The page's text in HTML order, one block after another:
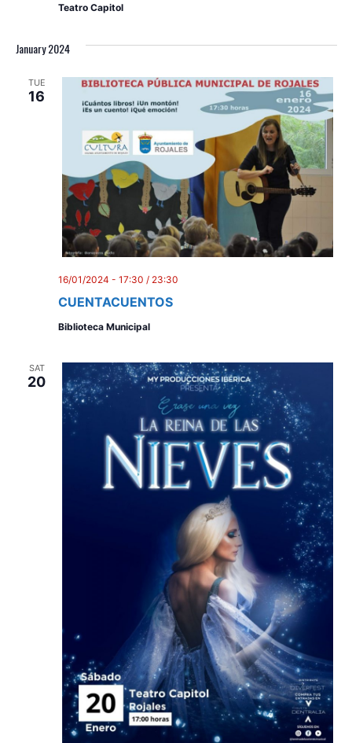
Teatro Capitol
January 2024
TUE
16
CUENTACUENTOS
16/01/2024 - 17:30 / 23:30
Biblioteca Municipal
SAT
20